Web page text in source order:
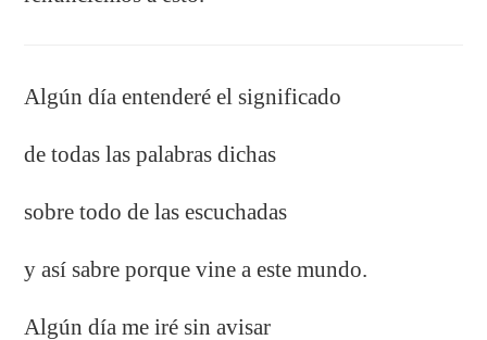
Algún día entenderé el significado
de todas las palabras dichas
sobre todo de las escuchadas
y así sabre porque vine a este mundo.
Algún día me iré sin avisar